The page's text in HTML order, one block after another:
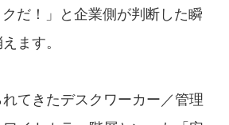
クだ！」と企業側が判断した瞬
ます。
てきたデスクワーカー／管理